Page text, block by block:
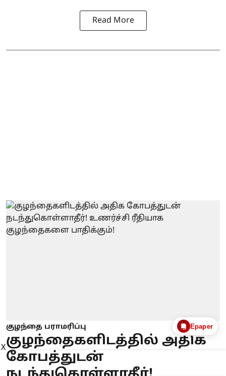
Read More
குழந்தை பராமரிப்பு
குழந்தைகளிடத்தில் அதிக
கோபத்துடன்
Epaper
X